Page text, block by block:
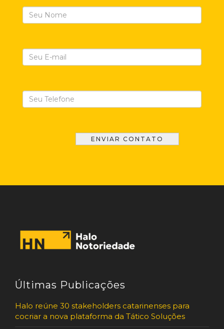
Últimas Publicações
Halo reúne 30 stakeholders catarinenses para
cocriar a nova plataforma da Tático Soluções